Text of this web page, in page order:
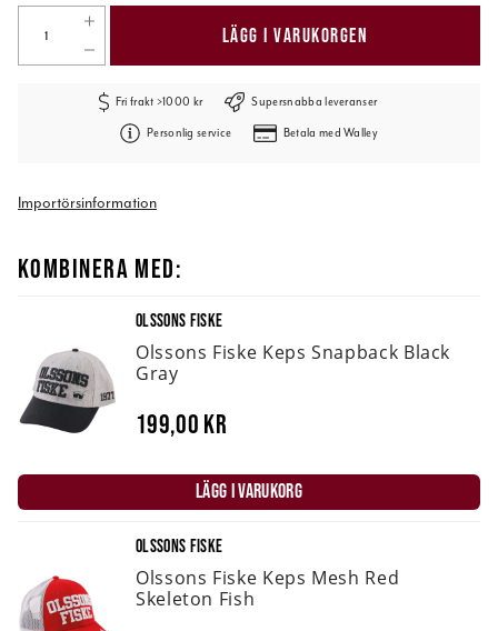
LÄGG I VARUKORGEN
Fri frakt >1000 kr Supersnabba leveranser
Personlig service Betala med Walley
Importörsinformation
KOMBINERA MED:
OLSSONS FISKE
Olssons Fiske Keps Snapback Black
Gray
199,00 kr
LÄGG I VARUKORG
OLSSONS FISKE
Olssons Fiske Keps Mesh Red
Skeleton Fish